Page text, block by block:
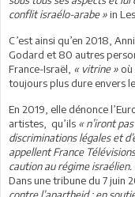
conflit israélo-arabe »in
C’est ainsi qu’en 2018,
Godard et 80 autres
France-Israël, « vitrine » où
toujours plus dure envers
En 2019, elle dénonce
artistes, qu’ils « n’iront
discriminations légales et
appellent France
caution au régime israélien.
Dans une tribune du 7 juin